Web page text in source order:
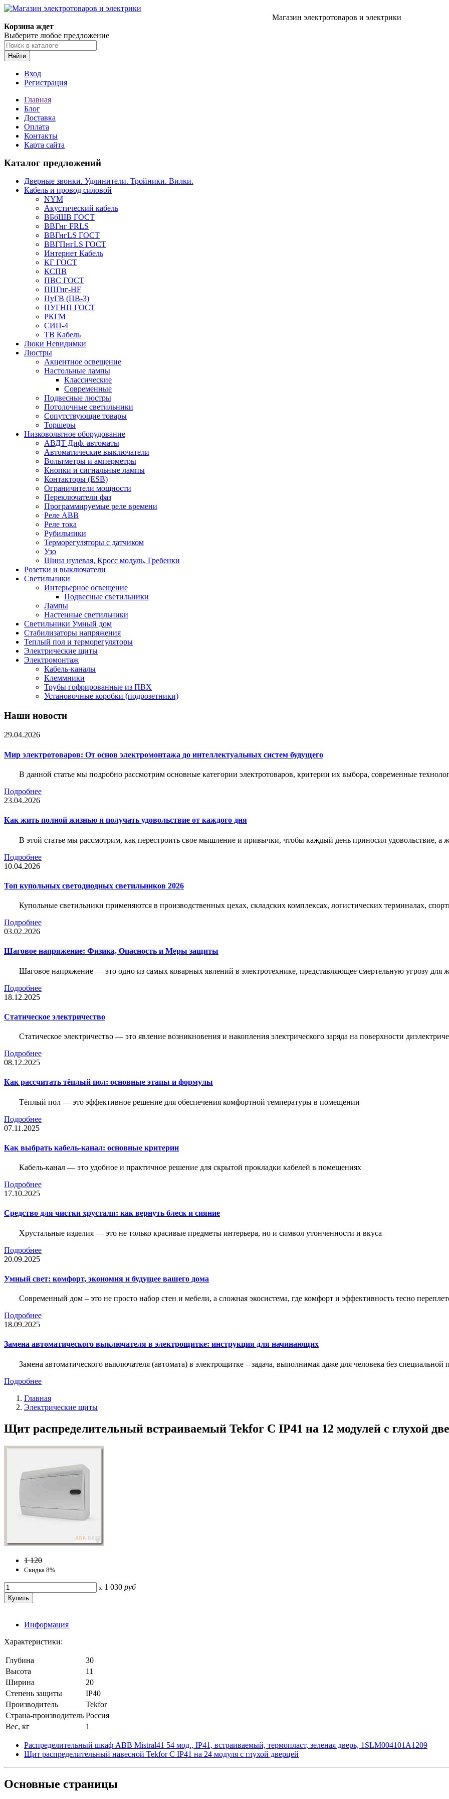
Магазин электротоваров и электрики
Корзина ждет
Выберите любое предложение
Найти
Вход
Регистрация
Главная
Блог
Доставка
Оплата
Контакты
Карта сайта
Каталог предложений
Дверные звонки. Удлинители. Тройники. Вилки.
Кабель и провод силовой
NYM
Акустический кабель
ВБбШВ ГОСТ
ВВГнг FRLS
ВВГнгLS ГОСТ
ВВГПнгLS ГОСТ
Интернет Кабель
КГ ГОСТ
КСПВ
ПВС ГОСТ
ППГнг-HF
ПуГВ (ПВ-3)
ПУГНП ГОСТ
РКГМ
СИП-4
ТВ Кабель
Люки Невидимки
Люстры
Акцентное освещение
Настольные лампы
Классические
Современные
Подвесные люстры
Потолочные светильники
Сопутствующие товары
Торшеры
Низковольтное оборудование
АВДT Диф. автоматы
Автоматические выключатели
Вольтметры и амперметры
Кнопки и сигнальные лампы
Контакторы (ESB)
Ограничители мощности
Переключатели фаз
Программируемые реле времени
Реле ABB
Реле тока
Рубильники
Терморегуляторы с датчиком
Узо
Шина нулевая, Кросс модуль, Гребенки
Розетки и выключатели
Светильники
Интерьерное освещение
Подвесные светильники
Лампы
Настенные светильники
Светильники Умный дом
Стабилизаторы напряжения
Теплый пол и терморегуляторы
Электрические щиты
Электромонтаж
Кабель-каналы
Клеммники
Трубы гофрированные из ПВХ
Установочные коробки (подрозетники)
Наши новости
29.04.2026
Мир электротоваров: От основ электромонтажа до интеллектуальных систем будущего
В данной статье мы подробно рассмотрим основные категории электротоваров, критерии их выбора, современные
Подробнее
23.04.2026
Как жить полной жизнью и получать удовольствие от каждого дня
В этой статье мы рассмотрим, как перестроить свое мышление и привычки, чтобы каждый день приносил удовольствие, а
Подробнее
10.04.2026
Топ купольных светодиодных светильников 2026
Купольные светильники применяются в производственных цехах, складских комплексах, логистических терминалах,
Подробнее
03.02.2026
Шаговое напряжение: Физика, Опасность и Меры защиты
Шаговое напряжение — это одно из самых коварных явлений в электротехнике, представляющее смертельную угрозу для
Подробнее
18.12.2025
Статическое электричество
Статическое электричество — это явление возникновения и накопления электрического заряда на поверхности
Подробнее
08.12.2025
Как рассчитать тёплый пол: основные этапы и формулы
Тёплый пол — это эффективное решение для обеспечения комфортной температуры в помещении
Подробнее
07.11.2025
Как выбрать кабель-канал: основные критерии
Кабель-канал — это удобное и практичное решение для скрытой прокладки кабелей в помещениях
Подробнее
17.10.2025
Средство для чистки хрусталя: как вернуть блеск и сияние
Хрустальные изделия — это не только красивые предметы интерьера, но и символ утонченности и вкуса
Подробнее
20.09.2025
Умный свет: комфорт, экономия и будущее вашего дома
Современный дом – это не просто набор стен и мебели, а сложная экосистема, где комфорт и эффективность тесно
Подробнее
18.09.2025
Замена автоматического выключателя в электрощитке: инструкция для начинающих
Замена автоматического выключателя (автомата) в электрощитке – задача, выполнимая даже для человека без специальной
Подробнее
Главная
Электрические щиты
Щит распределительный встраиваемый Tekfor C IP41 на 12 модулей с глухой
1 120
Скидка 8%
x 1 030 руб
Информация
Характеристики:
Глубина
30
Высота
11
Ширина
20
Степень защиты
IP40
Производитель
Tekfor
Страна-производитель Россия
Вес, кг
1
Распределительный шкаф ABB Mistral41 54 мод., IP41, встраиваемый, термопласт, зеленая дверь, 1SLM004101A1209
Щит распределительный навесной Tekfor C IP41 на 24 модуля с глухой дверцей
Основные страницы